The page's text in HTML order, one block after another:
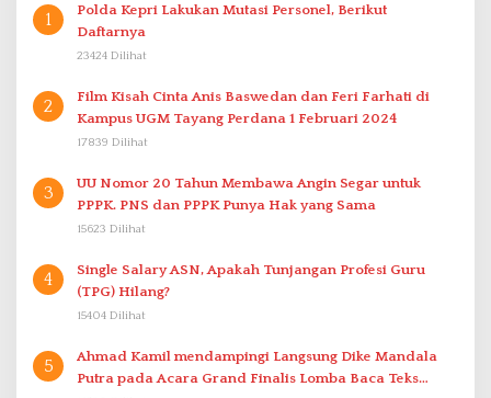
1
Polda Kepri Lakukan Mutasi Personel, Berikut
Daftarnya
23424 Dilihat
2
Film Kisah Cinta Anis Baswedan dan Feri Farhati di
Kampus UGM Tayang Perdana 1 Februari 2024
17839 Dilihat
3
UU Nomor 20 Tahun Membawa Angin Segar untuk
PPPK. PNS dan PPPK Punya Hak yang Sama
15623 Dilihat
4
Single Salary ASN, Apakah Tunjangan Profesi Guru
(TPG) Hilang?
15404 Dilihat
5
Ahmad Kamil mendampingi Langsung Dike Mandala
Putra pada Acara Grand Finalis Lomba Baca Teks